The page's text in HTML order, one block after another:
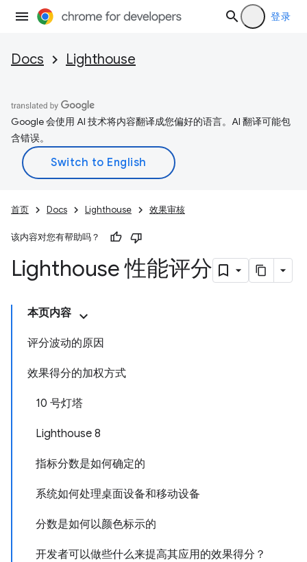
登录
Docs Lighthouse
Google 会使用 AI 技术将内容翻译成您偏好的语言。AI 翻译可能包
含错误。
首页 Docs Lighthouse 效果审核
该内容对您有帮助吗？
Lighthouse 性能评分
本页内容
评分波动的原因
效果得分的加权方式
10 号灯塔
Lighthouse 8
指标分数是如何确定的
系统如何处理桌面设备和移动设备
分数是如何以颜色标示的
开发者可以做些什么来提高其应用的效果得分？